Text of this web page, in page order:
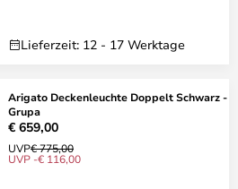
Lieferzeit: 12 - 17 Werktage
Arigato Deckenleuchte Doppelt Schwarz -
Grupa
€ 659,00
UVP€ 775,00
UVP -€ 116,00